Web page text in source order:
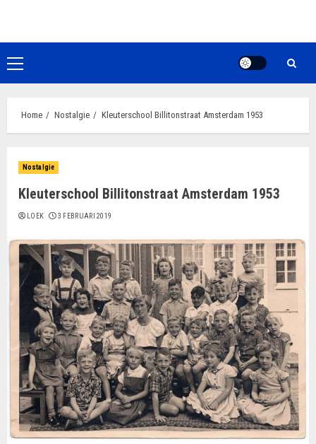
de
inhoudPrimair
menu
Home Nostalgie Kleuterschool Billitonstraat Amsterdam 1953
Nostalgie
Kleuterschool Billitonstraat Amsterdam 1953
LOEK 3 FEBRUARI 2019